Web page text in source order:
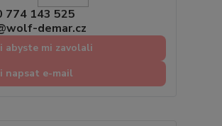
774 143 525
demar.cz
abyste mi zavolali
napsat e-mail